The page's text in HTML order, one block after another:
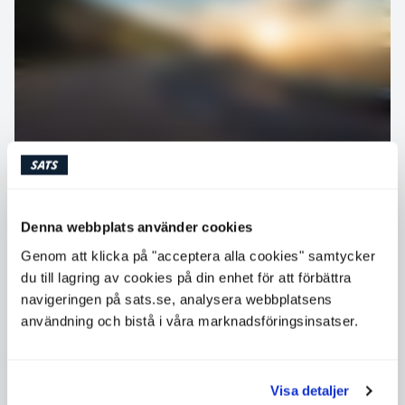
Denna webbplats använder cookies
Genom att klicka på "acceptera alla cookies" samtycker
du till lagring av cookies på din enhet för att förbättra
navigeringen på sats.se, analysera webbplatsens
användning och bistå i våra marknadsföringsinsatser.
Visa detaljer
Bli en stark och uthållig löpare